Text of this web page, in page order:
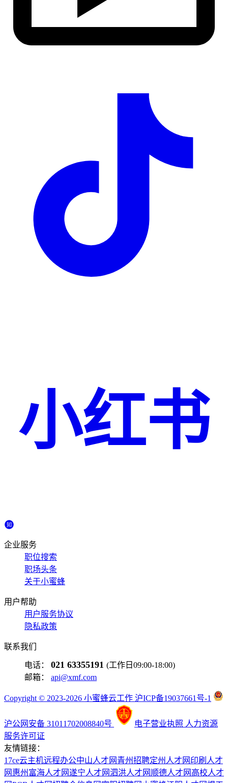
小红书
企业服务
职位搜索
职场头条
关于小蜜蜂
用户帮助
用户服务协议
隐私政策
联系我们
电话： 021 63355191 (工作日09:00-18:00)
邮箱： api@xmf.com
Copyright © 2023-2026 小蜜蜂云工作 沪ICP备19037661号-1
沪公网安备 31011702008840号 电子营业执照 人力资源
服务许可证
友情链接：
17ce云主机远程办公中山人才网 青州招聘定州人才网 印刷人才
网 惠州富海人才网遂宁人才网泗洪人才网 顺德人才网 高校人才